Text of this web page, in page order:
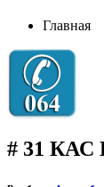
Главная
# 31 КАС